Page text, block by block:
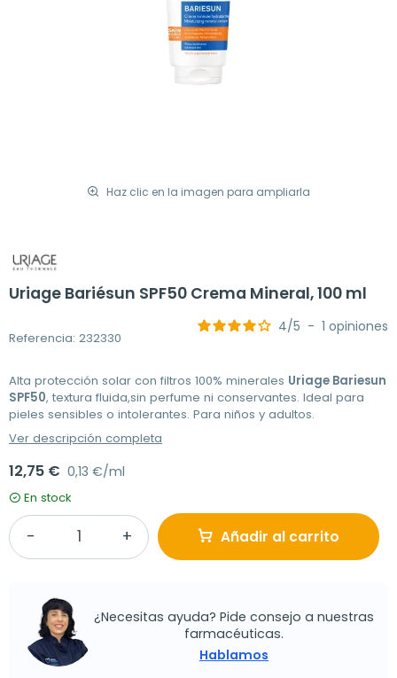
Haz clic en la imagen para ampliarla
Uriage Bariésun SPF50 Crema Mineral, 100 ml
Referencia: 232330
4/5 - 1 opiniones
Alta protección solar con filtros 100% minerales Uriage Bariesun
SPF50, textura fluida,sin perfume ni conservantes. Ideal para
pieles sensibles o intolerantes. Para niños y adultos.
Ver descripción completa
12,75 € 0,13 €/ml
En stock
Añadir al carrito
¿Necesitas ayuda? Pide consejo a nuestras
farmacéuticas.
Hablamos